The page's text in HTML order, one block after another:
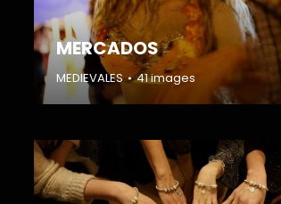
MERCADOS
MEDIEVALES 41 images